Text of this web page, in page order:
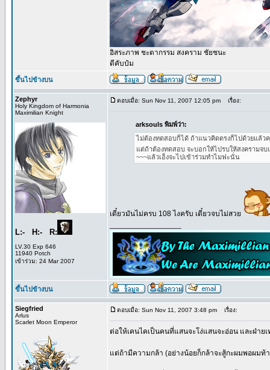
อิสระภาพ ชะตากรรม สงคราม ชัยชนะ
ดีคับป๋ม
ขึ้นไปข้างบน
Zephyr
Holy Kingdom of Harmonia
Maximilian Knight
L:- H:- R:
LV.30 Exp 646
11940 Potch
เข้าร่วม: 24 Mar 2007
ตอบเมื่อ: Sun Nov 11, 2007 12:05 pm เรื่อง:
arksouls พิมพ์ว่า:
ไม่ต้องทดสอบก็ได้ ถ้าแนวคิดตรงก็ไปด้วยแล้ว
แต่ถ้าต้องทดสอบ จะบอกให้ไปรบให้สงครามจ
~~~แล้วเอ็งจะไปเข้าร่วมทำไมฟะนั่น
เดี๋ยวมันไม่ครบ 108 ไงครับ เดี๋ยวจบไม่สวย
ขึ้นไปข้างบน
Siegfried
Arlus
Scarlet Moon Emperor
ตอบเมื่อ: Sun Nov 11, 2007 3:48 pm เรื่อง:
ต่อให้เคนไคเป็นคนที่แสนจะโง่แสนจะอ่อน และฝ่ายเ
แต่ถ้ามีความกล้า (อย่างน้อยก็กล้าจะสู้กะผมพอผมท้